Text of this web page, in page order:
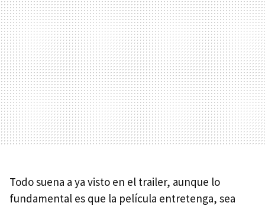
Todo suena a ya visto en el trailer, aunque lo
fundamental es que la película entretenga, sea